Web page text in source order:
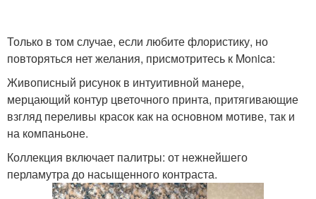
Только в том случае, если любите флористику, но
повторяться нет желания, присмотритесь к Monica:
Живописный рисунок в интуитивной манере,
мерцающий контур цветочного принта, притягивающие
взгляд переливы красок как на основном мотиве, так и
на компаньоне.
Коллекция включает палитры: от нежнейшего
перламутра до насыщенного контраста.